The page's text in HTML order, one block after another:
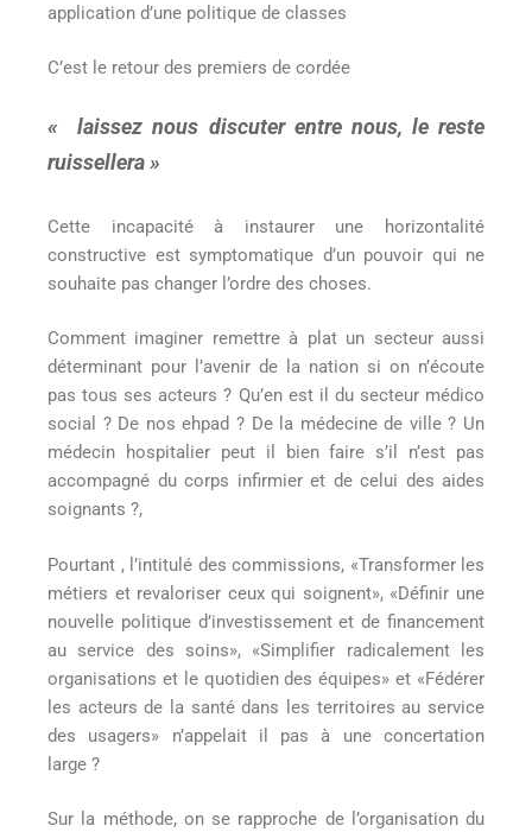
application d’une politique de classes
C’est le retour des premiers de cordée
« laissez nous discuter entre nous, le reste
ruissellera »
Cette incapacité à instaurer une horizontalité
constructive est symptomatique d’un pouvoir qui ne
souhaite pas changer l’ordre des choses.
Comment imaginer remettre à plat un secteur aussi
déterminant pour l’avenir de la nation si on n’écoute
pas tous ses acteurs ? Qu’en est il du secteur médico
social ? De nos ehpad ? De la médecine de ville ? Un
médecin hospitalier peut il bien faire s’il n’est pas
accompagné du corps infirmier et de celui des aides
soignants ?,
Pourtant , l’intitulé des commissions, «Transformer les
métiers et revaloriser ceux qui soignent», «Définir une
nouvelle politique d’investissement et de financement
au service des soins», «Simplifier radicalement les
organisations et le quotidien des équipes» et «Fédérer
les acteurs de la santé dans les territoires au service
des usagers» n’appelait il pas à une concertation
large ?
Sur la méthode, on se rapproche de l’organisation du